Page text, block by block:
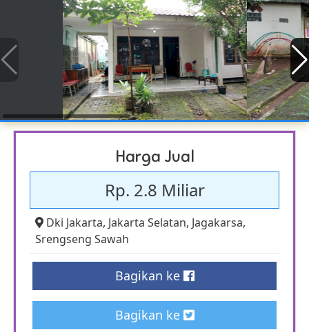
Harga Jual
Rp. 2.8 Miliar
Dki Jakarta, Jakarta Selatan, Jagakarsa,
Srengseng Sawah
Bagikan ke
Bagikan ke